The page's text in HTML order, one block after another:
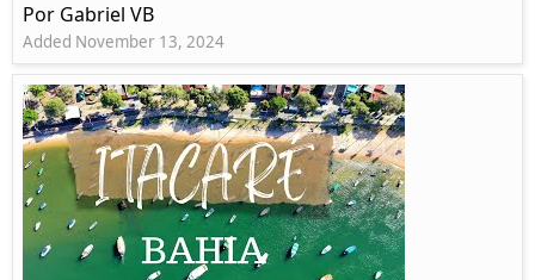
Por Gabriel VB
Added November 13, 2024